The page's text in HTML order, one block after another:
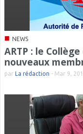
■ NEWS
ARTP : le
nouveaux
par La rédaction - Mar 9,